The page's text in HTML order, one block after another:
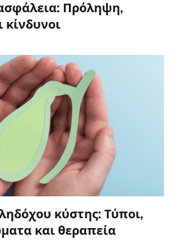
Πρόληψη,
κίνδυνοι
κύστης: Τύποι,
και θεραπεία